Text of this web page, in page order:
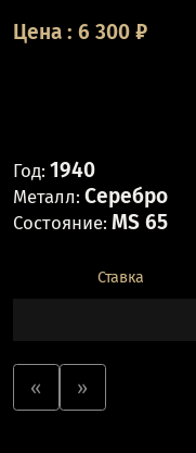
Цена : 6 300 ₽
Год: 1940
Металл: Серебро
Состояние: MS 65
Ставка
« »